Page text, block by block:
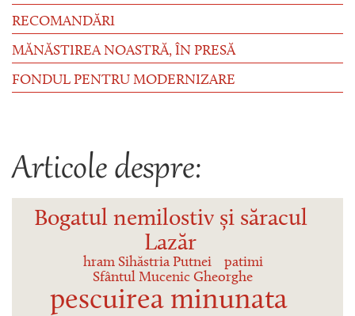
RECOMANDĂRI
MĂNĂSTIREA NOASTRĂ, ÎN PRESĂ
FONDUL PENTRU MODERNIZARE
Articole despre:
Bogatul nemilostiv și săracul
Lazăr
hram Sihăstria Putnei
patimi
Sfântul Mucenic Gheorghe
pescuirea minunata